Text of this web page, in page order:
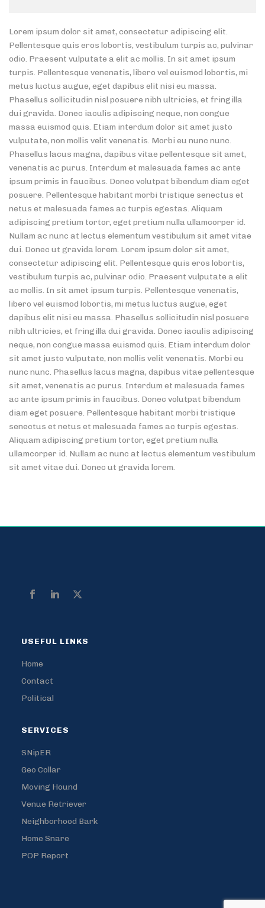
Lorem ipsum dolor sit amet, consectetur adipiscing elit.
Pellentesque quis eros lobortis, vestibulum turpis ac, pulvinar
odio. Praesent vulputate a elit ac mollis. In sit amet ipsum
turpis. Pellentesque venenatis, libero vel euismod lobortis, mi
metus luctus augue, eget dapibus elit nisi eu massa.
Phasellus sollicitudin nisl posuere nibh ultricies, et fringilla
dui gravida. Donec iaculis adipiscing neque, non congue
massa euismod quis. Etiam interdum dolor sit amet justo
vulputate, non mollis velit venenatis. Morbi eu nunc nunc.
Phasellus lacus magna, dapibus vitae pellentesque sit amet,
venenatis ac purus. Interdum et malesuada fames ac ante
ipsum primis in faucibus. Donec volutpat bibendum diam eget
posuere. Pellentesque habitant morbi tristique senectus et
netus et malesuada fames ac turpis egestas. Aliquam
adipiscing pretium tortor, eget pretium nulla ullamcorper id.
Nullam ac nunc at lectus elementum vestibulum sit amet vitae
dui. Donec ut gravida lorem. Lorem ipsum dolor sit amet,
consectetur adipiscing elit. Pellentesque quis eros lobortis,
vestibulum turpis ac, pulvinar odio. Praesent vulputate a elit
ac mollis. In sit amet ipsum turpis. Pellentesque venenatis,
libero vel euismod lobortis, mi metus luctus augue, eget
dapibus elit nisi eu massa. Phasellus sollicitudin nisl posuere
nibh ultricies, et fringilla dui gravida. Donec iaculis adipiscing
neque, non congue massa euismod quis. Etiam interdum dolor
sit amet justo vulputate, non mollis velit venenatis. Morbi eu
nunc nunc. Phasellus lacus magna, dapibus vitae pellentesque
sit amet, venenatis ac purus. Interdum et malesuada fames
ac ante ipsum primis in faucibus. Donec volutpat bibendum
diam eget posuere. Pellentesque habitant morbi tristique
senectus et netus et malesuada fames ac turpis egestas.
Aliquam adipiscing pretium tortor, eget pretium nulla
ullamcorper id. Nullam ac nunc at lectus elementum vestibulum
sit amet vitae dui. Donec ut gravida lorem.
USEFUL LINKS
Home
Contact
Political
SERVICES
SNipER
Geo Collar
Moving Hound
Venue Retriever
Neighborhood Bark
Home Snare
POP Report